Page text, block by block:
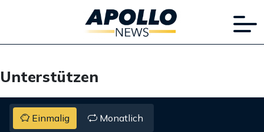
Unterstützen
Einmalig Monatlich